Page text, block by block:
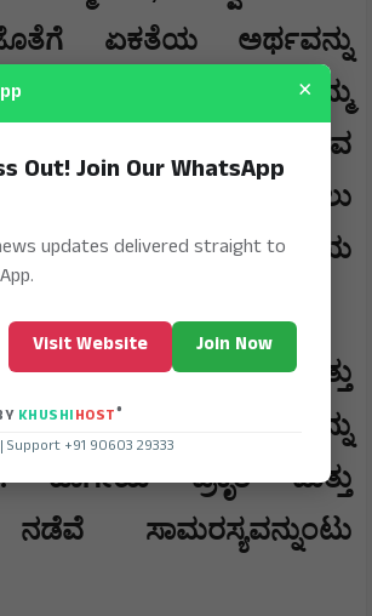
ಏಕತೆಯ ಅರ್ಥವನ್ನು
ನೆರವಾಗುತ್ತದೆ. ನಮ್ಮ
ಸಾಮಾಜಿಕ ಪ್ರಜ್ಞೆ ರಚಿಸುವ
ಬದಲಾವಣೆ ನಿಭಾಯಿಸಲು
ಸುಧಾರಿಸಲು ಸಹಾಯ
ಮತ್ತು ದೇಹ,ಚಿಂತನೆ ಮತ್ತು
ಮತ್ತು ಸಾರ್ಥಕತೆಯನ್ನು
ಹಾಗೇಯೆ ಪ್ರಕೃತಿ ಮತ್ತು
ಸಾಮರಸ್ಯವನ್ನುಂಟು
×
Out! Join Our WhatsApp
updates delivered straight to
Visit Website Join Now
KHUSHIHOST®
Support +91 90603 29333